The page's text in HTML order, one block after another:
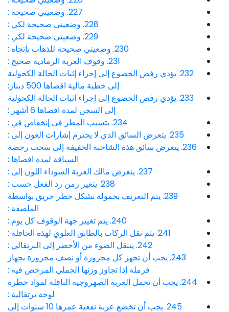
227. وضعيتي صحيحة :
228. وضعيتي صحيحة لكي :
229. وضعيتي صحيحة لكي :
230. وضعيتي صحيحة للذهاب بإتجاه :
231. وقوف العربة الرمادية صحيح :
232. يؤدي رفض الخضوع إلى إجراء إثبات الحالة الكحولية
إلى خطية مالية اقصاها 500 دينار:
233. يؤدي رفض الخضوع إلى إجراء اثبات الحالة الكحولية
إلى السجن لمدة اقصاها 6 أشهر :
234. يتسبب المطر في إنخفاض في :
235. يتعرض السائق الذي لا يحترم إشارات العون إلى :
236. يتعرض سائق هذه الشاحنة الخفيفة إلى سحب رخصة
السياقة لمدة اقصاها :
237. يتعرض مالك العربة السوداء اللون إلى :
238. يتغير زمن رد الفعل حسب :
239. يتم التعريف بحمولة تشكل خطر حريق بواسطة
الملصقة :
240. يتم تغيير جهة الوقوف كل يوم :
241. يتم نقل الركاب بالطابق العلوي لهذه الحافلة :
242. يتنقل الضوء من الأخضر إلى البرتقالي :
243. يجب أن تجهز كل مجرورة أو نصف مجرورة بجهاز
فرملة إذا تجاوز وزنها الجملي المرخص فيه :
244. يجب أن تحمل العربة الصهروجية الناقلة لمواد خطرة
لوحة برتقالية :
245. يجب أن تخضع عربة نفعية عمرها 10 سنوات إلى